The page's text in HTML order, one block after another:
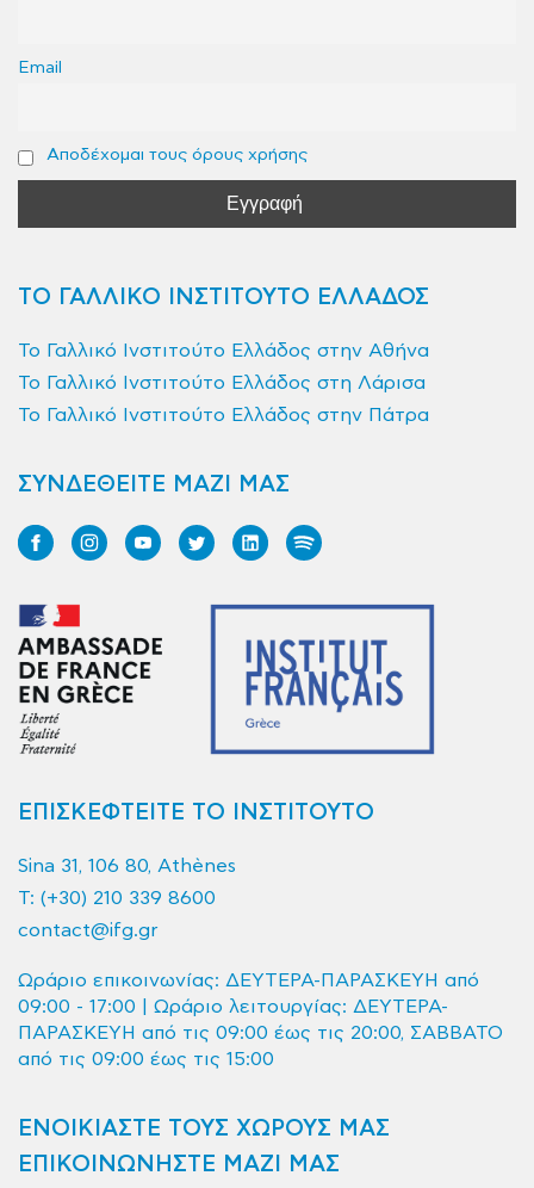
Email
Αποδέχομαι τους όρους χρήσης
ΤΟ ΓΑΛΛΙΚΟ ΙΝΣΤΙΤΟΥΤΟ ΕΛΛΑΔΟΣ
Το Γαλλικό Ινστιτούτο Ελλάδος στην Αθήνα
Το Γαλλικό Ινστιτούτο Ελλάδος στη Λάρισα
Το Γαλλικό Ινστιτούτο Ελλάδος στην Πάτρα
ΣΥΝΔΕΘΕΙΤΕ ΜΑΖΙ ΜΑΣ
ΕΠΙΣΚΕΦΤΕΙΤΕ ΤΟ ΙΝΣΤΙΤΟΥΤΟ
Sina 31, 106 80, Athènes
T: (+30) 210 339 8600
contact@ifg.gr
Ωράριο επικοινωνίας: ΔΕΥΤΕΡΑ-ΠΑΡΑΣΚΕΥΗ από
09:00 - 17:00 | Ωράριο λειτουργίας: ΔΕΥΤΕΡΑ-
ΠΑΡΑΣΚΕΥΗ από τις 09:00 έως τις 20:00, ΣΑΒΒΑΤΟ
από τις 09:00 έως τις 15:00
ΕΝΟΙΚΙΑΣΤΕ ΤΟΥΣ ΧΩΡΟΥΣ ΜΑΣ
ΕΠΙΚΟΙΝΩΝΗΣΤΕ ΜΑΖΙ ΜΑΣ